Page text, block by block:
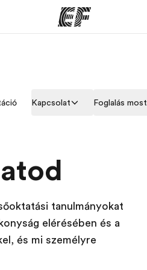
EF iroda a közeledben
Kapcsolat Foglalás most
tanulmányokat
elérésében és a
és mi személyre